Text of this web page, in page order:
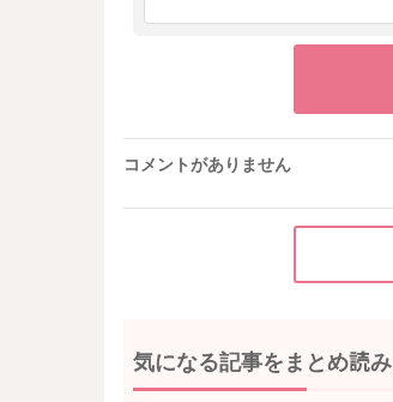
コメントがありません
気になる記事をまとめ読み